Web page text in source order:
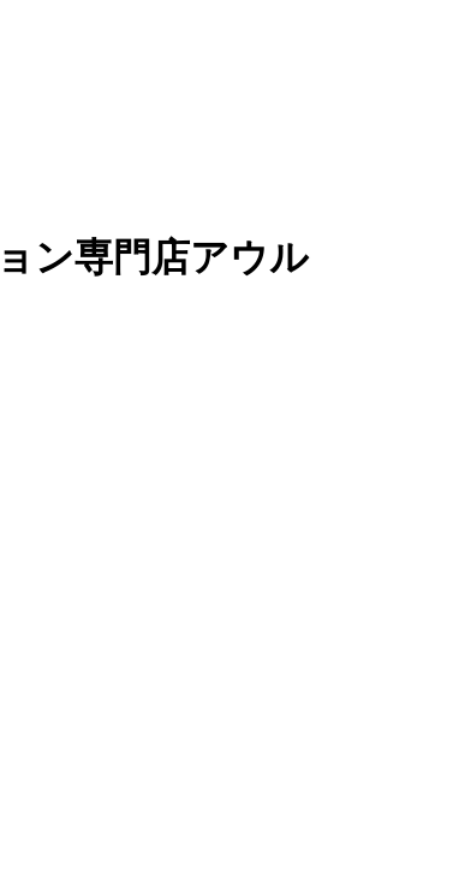
ン専門店アウル